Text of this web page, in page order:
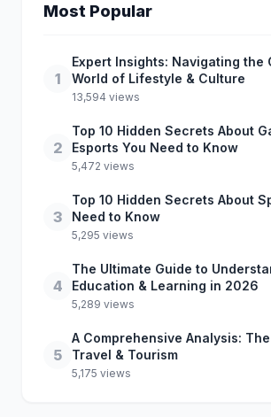
Most Popular
1
Expert Insights: Navigating the
World of Lifestyle & Culture
13,594 views
2
Top 10 Hidden Secrets About
Esports You Need to Know
5,472 views
3
Top 10 Hidden Secrets About
Need to Know
5,295 views
4
The Ultimate Guide to
Education & Learning in 2026
5,289 views
5
A Comprehensive Analysis:
Travel & Tourism
5,175 views